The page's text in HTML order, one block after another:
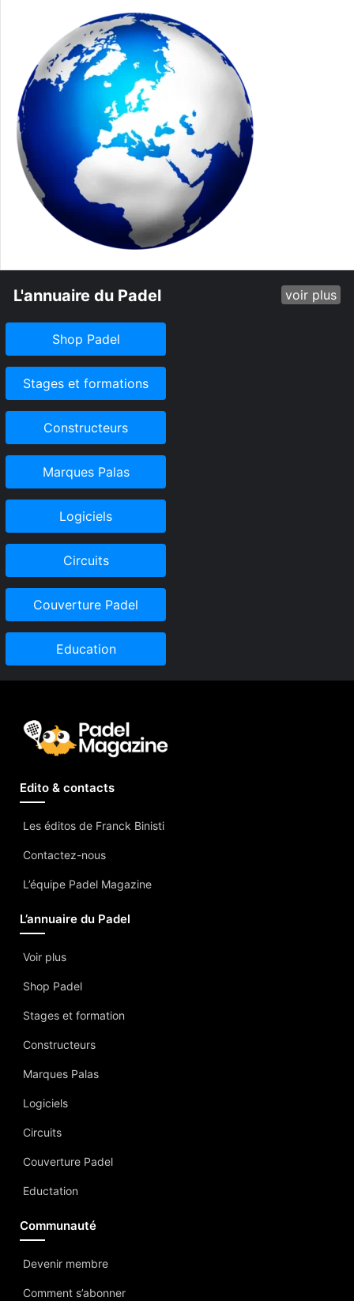
L'annuaire du Padel voir plus
Shop Padel
Stages et formations
Constructeurs
Marques Palas
Logiciels
Circuits
Couverture Padel
Education
Edito & contacts
Les éditos de Franck Binisti
Contactez-nous
L’équipe Padel Magazine
L’annuaire du Padel
Voir plus
Shop Padel
Stages et formation
Constructeurs
Marques Palas
Logiciels
Circuits
Couverture Padel
Eductation
Communauté
Devenir membre
Comment s’abonner